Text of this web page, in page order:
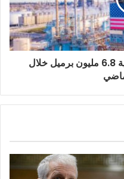
تراجع مخزونات النفط الأميركية 6.8 مليون برميل خلال